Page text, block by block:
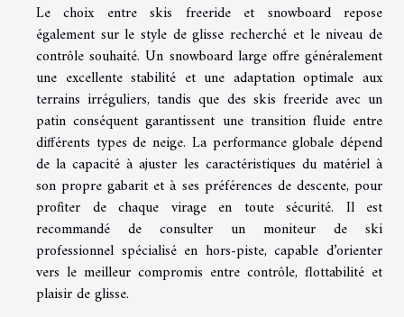
Le choix entre skis freeride et snowboard repose
également sur le style de glisse recherché et le niveau de
contrôle souhaité. Un snowboard large offre généralement
une excellente stabilité et une adaptation optimale aux
terrains irréguliers, tandis que des skis freeride avec un
patin conséquent garantissent une transition fluide entre
différents types de neige. La performance globale dépend
de la capacité à ajuster les caractéristiques du matériel à
son propre gabarit et à ses préférences de descente, pour
profiter de chaque virage en toute sécurité. Il est
recommandé de consulter un moniteur de ski
professionnel spécialisé en hors-piste, capable d’orienter
vers le meilleur compromis entre contrôle, flottabilité et
plaisir de glisse.